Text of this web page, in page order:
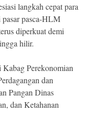
langkah cepat para
pasar pasca-HLM
diperkuat demi
hilir.
Perekonomian
dan
Pangan Dinas
dan Ketahanan